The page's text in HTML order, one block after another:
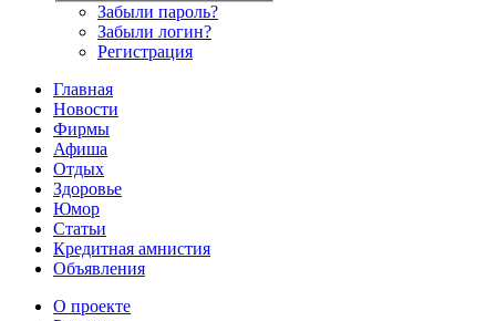
Забыли пароль?
Забыли логин?
Регистрация
Главная
Новости
Фирмы
Афиша
Отдых
Здоровье
Юмор
Статьи
Кредитная амнистия
Объявления
О проекте